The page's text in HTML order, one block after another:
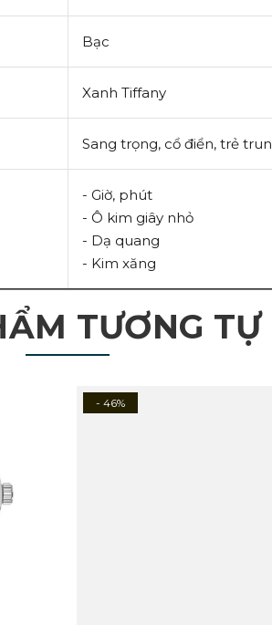
Bạc
Xanh Tiffany
Sang trọng, cổ điển, trẻ
- Giờ, phút
- Ô kim giây nhỏ
- Dạ quang
- Kim xăng
TƯƠNG TỰ
- 46%